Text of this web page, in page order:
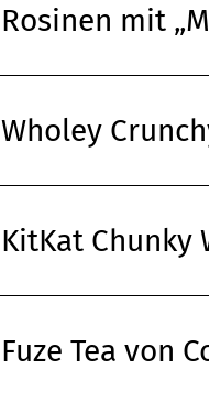
Rosinen mit
Wholey
KitKat Chunky
Fuze Tea von